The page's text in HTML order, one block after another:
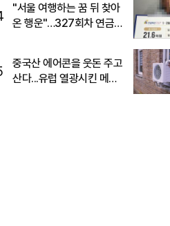
"서울 여행하는 꿈 뒤 찾아
온 행운"…327회차 연금
중국산 에어콘을 웃돈 주고
산다...유럽 열광시킨 메이